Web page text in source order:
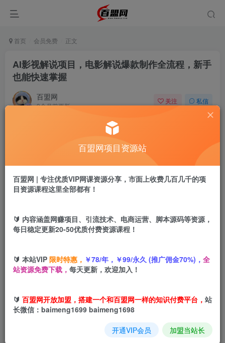
首页 会员免费 正文
AI影视解说项目，电影解说爆款制作全流程，新手
也能快速掌握
百盟网
9个月前更新
关注 私信
盟币9.9
立即购买
AI影视解说项目 ，电影解说爆款制作全流程，新手也能快速
百盟网项目资源站
百盟网 | 专注优质VIP网课资源分享，市面上收费几百几千的项
目资源课程这里全部都有！
🔰 内容涵盖网赚项目、引流技术、电商运营、脚本源码等资源，
每日稳定更新20-50优质付费资源课程！
🔰 本站VIP 限时特惠， ￥78/年，￥99/永久 (推广佣金70%)， 全
站资源免费下载， 每天更新，欢迎加入！
🔰 百盟网开放加盟，搭建一个和百盟网一样的知识付费平台， 站
长微信：baimeng1699 baimeng1698
开通VIP会员 加盟当站长